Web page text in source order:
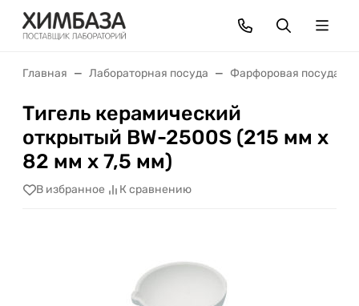
Главная Лабораторная посуда Фарфоровая посуда
Тигель керамический
открытый BW-2500S (215 мм х
82 мм х 7,5 мм)
В избранное К сравнению